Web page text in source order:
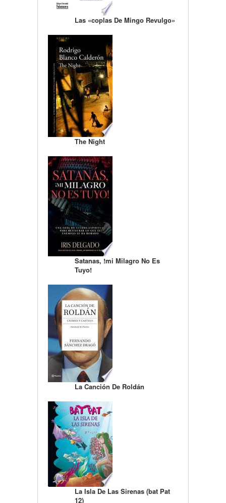
Las «coplas De Mingo Revulgo»
The Night
Satanas, !mi Milagro No Es
Tuyo!
La Canción De Roldán
La Isla De Las Sirenas (bat Pat
12)